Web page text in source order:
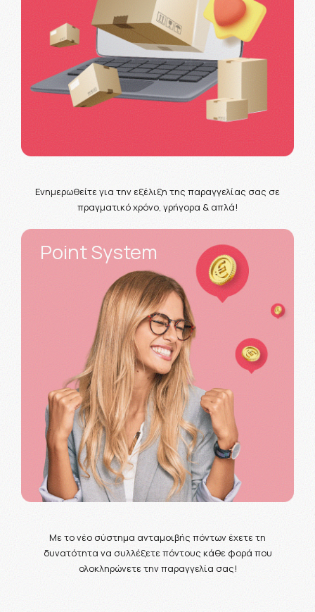
Ενημερωθείτε για την εξέλιξη της παραγγελίας σας σε
πραγματικό χρόνο, γρήγορα & απλά!
Point System
Με το νέο σύστημα ανταμοιβής πόντων έχετε τη
δυνατότητα να συλλέξετε πόντους κάθε φορά που
ολοκληρώνετε την παραγγελία σας!